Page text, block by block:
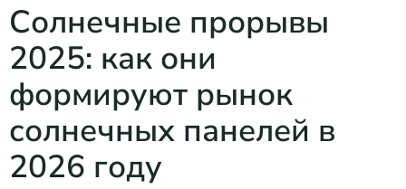
Солнечные прорывы
2025: как они
формируют рынок
солнечных панелей в
2026 году